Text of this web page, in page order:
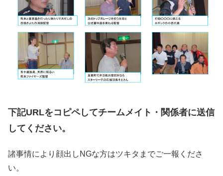
下記URLをコピペしてチームメイト・関係者に送信
してください。
諸事情により顔出しNGな方はツキタまでご一報くださ
い。